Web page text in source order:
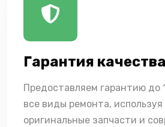
Гарантия качества
Предоставляем гарантию до
все виды ремонта, используя
оригинальные запчасти и